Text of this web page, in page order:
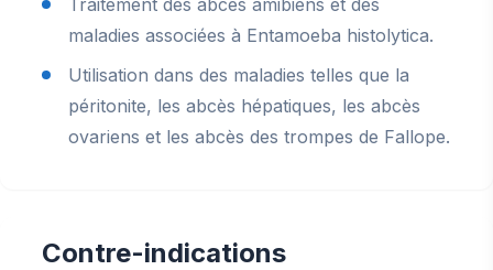
Traitement des abcès amibiens et des
maladies associées à Entamoeba histolytica.
Utilisation dans des maladies telles que la
péritonite, les abcès hépatiques, les abcès
ovariens et les abcès des trompes de Fallope.
Contre-indications